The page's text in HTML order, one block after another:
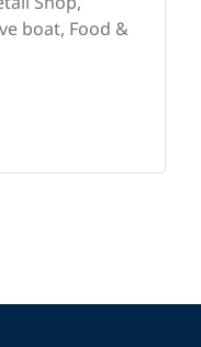
boat, Food &